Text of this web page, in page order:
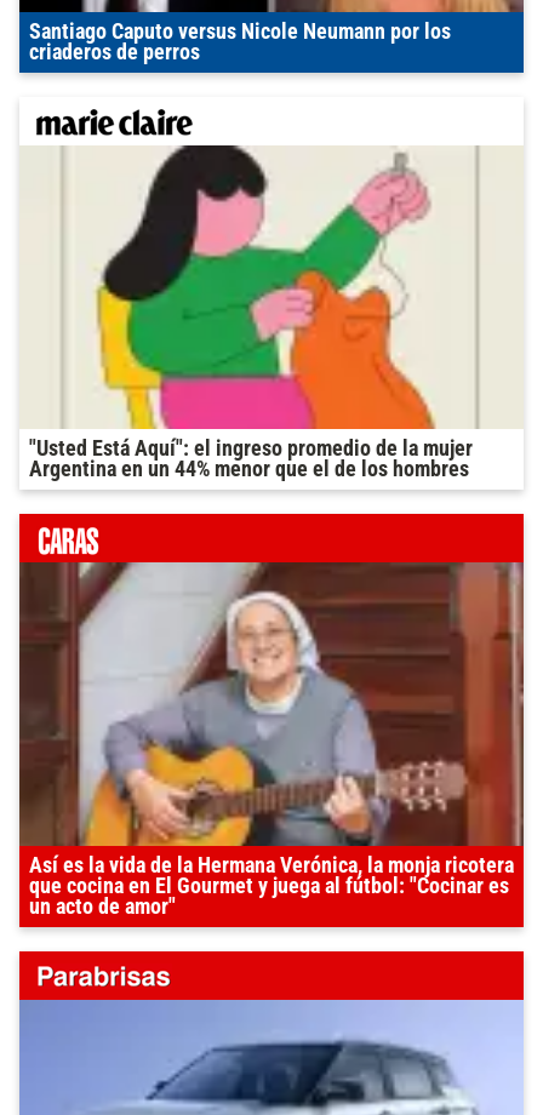
Santiago Caputo versus Nicole Neumann por los
criaderos de perros
"Usted Está Aquí": el ingreso promedio de la mujer
Argentina en un 44% menor que el de los hombres
Así es la vida de la Hermana Verónica, la monja ricotera
que cocina en El Gourmet y juega al fútbol: "Cocinar es
un acto de amor"